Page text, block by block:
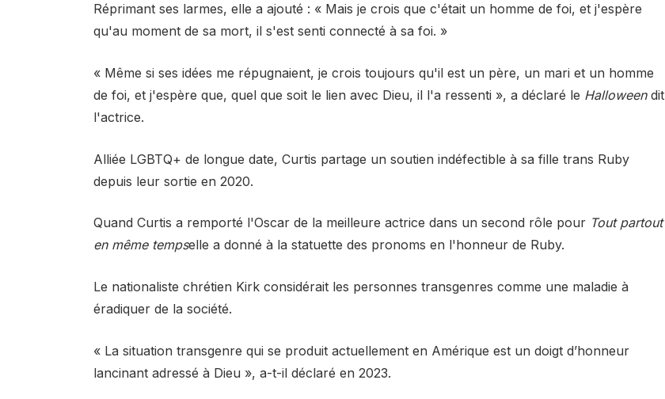
Réprimant ses larmes, elle a ajouté : « Mais je crois que c'était un homme de foi, et j'espère
qu'au moment de sa mort, il s'est senti connecté à sa foi. »
« Même si ses idées me répugnaient, je crois toujours qu'il est un père, un mari et un homme
de foi, et j'espère que, quel que soit le lien avec Dieu, il l'a ressenti », a déclaré le Halloweendit
l'actrice.
Alliée LGBTQ+ de longue date, Curtis partage un soutien indéfectible à sa fille trans Ruby
depuis leur sortie en 2020.
Quand Curtis a remporté l'Oscar de la meilleure actrice dans un second rôle pour Tout partout
en même tempselle a donné à la statuette des pronoms en l'honneur de Ruby.
Le nationaliste chrétien Kirk considérait les personnes transgenres comme une maladie à
éradiquer de la société.
« La situation transgenre qui se produit actuellement en Amérique est un doigt d’honneur
lancinant adressé à Dieu », a-t-il déclaré en 2023.